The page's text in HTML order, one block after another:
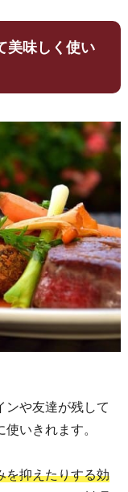
美味しく使い
ンや友達が残して
いきれます。
を抑えたりする効